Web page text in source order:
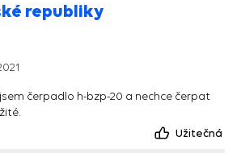
republiky
čerpadlo h-bzp-20 a nechce čerpat
Užitečná